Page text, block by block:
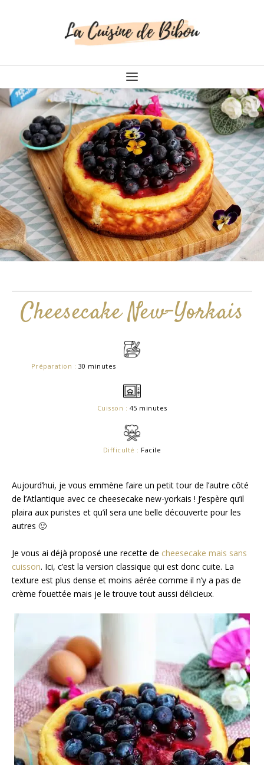
Cheesecake New-Yorkais
Préparation : 30 minutes
Cuisson : 45 minutes
Difficulté : Facile
Aujourd’hui, je vous emmène faire un petit tour de l’autre côté
de l’Atlantique avec ce cheesecake new-yorkais ! J’espère qu’il
plaira aux puristes et qu’il sera une belle découverte pour les
autres 🙂
Je vous ai déjà proposé une recette de cheesecake mais sans
cuisson. Ici, c’est la version classique qui est donc cuite. La
texture est plus dense et moins aérée comme il n’y a pas de
crème fouettée mais je le trouve tout aussi délicieux.